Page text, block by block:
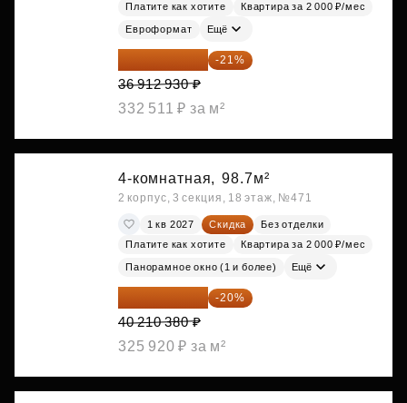
Платите как хотите
Квартира за 2 000 ₽/мес
Евроформат Ещё
29 161 215 ₽ -21%
36 912 930 ₽
332 511 ₽ за м²
4-комнатная, 98.7м²
2 корпус, 3 секция, 18 этаж, №471
1 кв 2027 Скидка
Без отделки
Платите как хотите
Квартира за 2 000 ₽/мес
Панорамное окно (1 и более) Ещё
32 168 304 ₽ -20%
40 210 380 ₽
325 920 ₽ за м²